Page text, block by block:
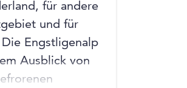
für andere
und für
Engstligenalp
Ausblick von